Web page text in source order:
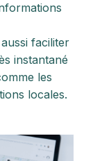
faciliter
instantané
les
locales.